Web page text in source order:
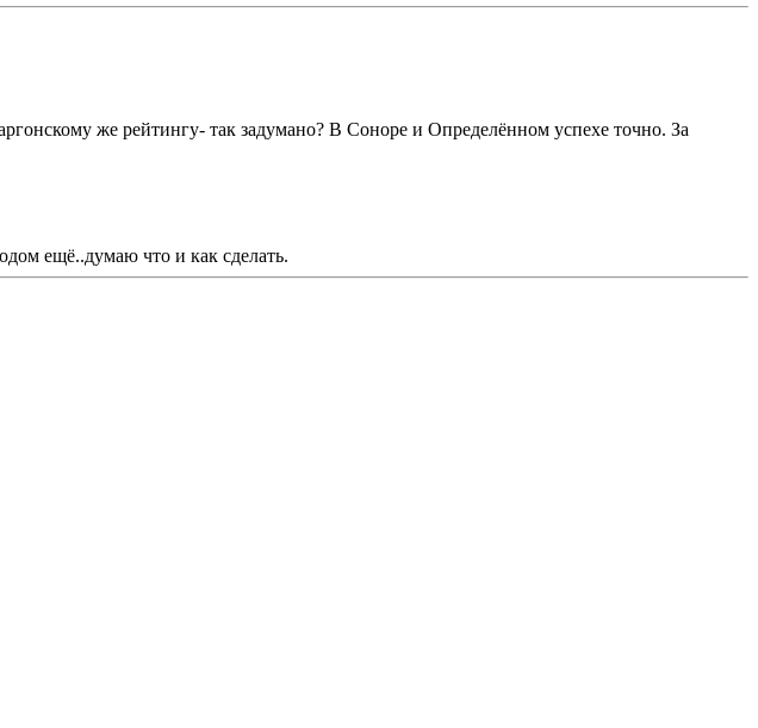
же рейтингу- так задумано? В Соноре и Определённом успехе точно. За
ещё..думаю что и как сделать.